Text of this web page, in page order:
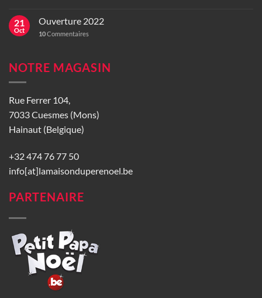
21
Oct
Ouverture 2022
10Commentaires
NOTRE MAGASIN
Rue Ferrer 104,
7033 Cuesmes (Mons)
Hainaut (Belgique)
+32 474 76 77 50
info[at]lamaisonduperenoel.be
PARTENAIRE